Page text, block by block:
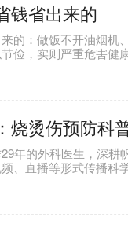
钱省出来的
的：做饭不开油烟机
俭，实则严重危害健
烧烫伤预防科
年的外科医生，深
、直播等形式传播科